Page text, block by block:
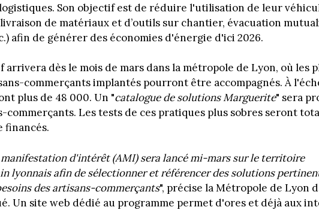
Son objectif est de réduire l'utilisation de leur
de matériaux et d’outils sur chantier, évacuation
afin de générer des économies d'énergie d'ici 2026.
arrivera dès le mois de mars dans la métropole de Lyon, où les
commerçants implantés pourront être accompagnés. À
plus de 48 000. Un "catalogue de solutions Marguerite" sera
commerçants. Les tests de ces pratiques plus sobres seront
financés.
manifestation d'intérêt (AMI) sera lancé mi-mars sur le territoire
lyonnais afin de sélectionner et référencer des solutions
des artisans-commerçants", précise la Métropole de Lyon
Un site web dédié au programme permet d'ores et déjà aux